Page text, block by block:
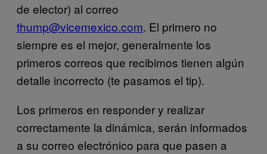
de elector) al correo
thump@vicemexico.com. El primero no
siempre es el mejor, generalmente los
primeros correos que recibimos tienen algún
detalle incorrecto (te pasamos el tip).
Los primeros en responder y realizar
correctamente la dinámica, serán informados
a su correo electrónico para que pasen a